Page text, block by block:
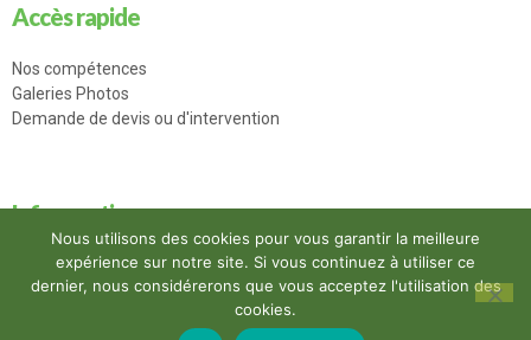
Accès rapide
Nos compétences
Galeries Photos
Demande de devis ou d'intervention
Infos pratiques
Mentions légales
Accessibilité
Nous utilisons des cookies pour vous garantir la meilleure
expérience sur notre site. Si vous continuez à utiliser ce
dernier, nous considérerons que vous acceptez l'utilisation des
cookies.